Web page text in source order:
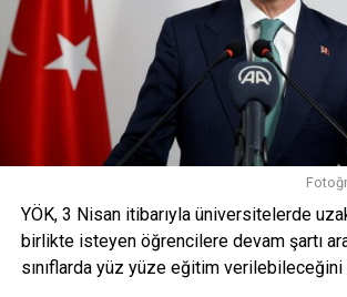
Sanayi ve Teknoloji Bakanı Mehmet Fatih
sosyal
medya
hesabından konuya ilişkin
bulunarak, “Bilim insanlarımıza,
öğrencilerimize sunduğumuz TÜBİTAK
Türkiye’yi dünyada en üst sıralara taşıy
aydınlık geleceğini inşa edecek
kaynağımıza yönelik desteklerimizi
Teknoloji Hamlesi hedeflerimizi yetişmiş
kaynağımızla gerçekleştireceğiz” dedi.
Kaynak: trthaber.com4
YÖK, 3 Nisan itibarıyla üniversitelerde
birlikte isteyen öğrencilere devam şartı
sınıflarda yüz yüze eğitim verilebileceğini